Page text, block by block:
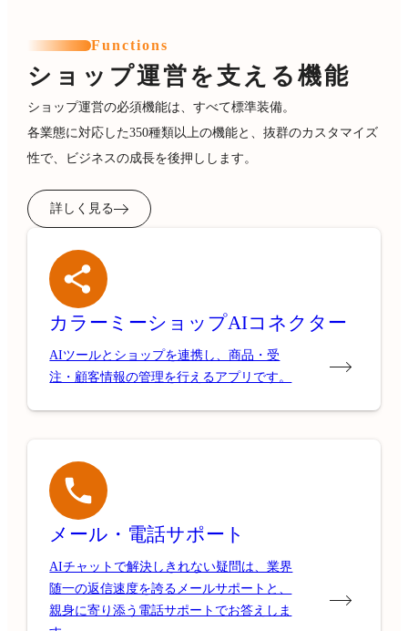
Functions
ショップ運営を支える機能
ショップ運営の必須機能は、すべて標準装備。
各業態に対応した350種類以上の機能と、抜群のカスタマイズ
性で、ビジネスの成長を後押しします。
詳しく見る
カラーミーショップAIコネクター
AIツールとショップを連携し、商品・受
注・顧客情報の管理を行えるアプリです。
メール・電話サポート
AIチャットで解決しきれない疑問は、業界
随一の返信速度を誇るメールサポートと、
親身に寄り添う電話サポートでお答えしま